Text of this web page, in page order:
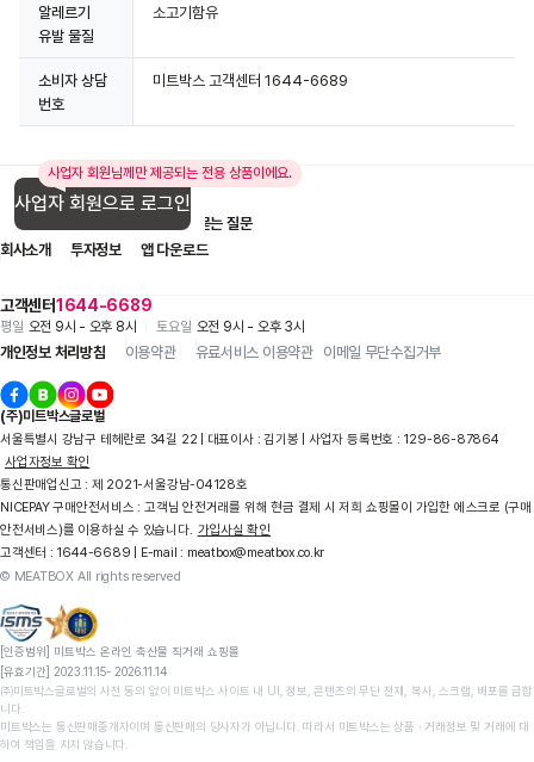
상세정보 더보기
알레르기
유발 물질
소고기함유
소비자 상담
번호
미트박스 고객센터 1644-6689
사업자 회원님께만 제공되는 전용 상품이에요.
사업자 회원으로 로그인
고객센터1644-6689
평일 오전 9시 - 오후 8시 토요일 오전 9시 - 오후 3시
입점 제휴 문의
자주 묻는 질문
회사소개
투자정보 앱 다운로드
개인정보 처리방침 이용약관 유료서비스 이용약관 이메일 무단수집거부
(주)미트박스글로벌
서울특별시 강남구 테헤란로 34길 22 | 대표이사 : 김기봉 | 사업자 등록번호 : 129-86-87864
사업자정보 확인
통신판매업신고 : 제 2021-서울강남-04128호
NICEPAY 구매안전서비스 : 고객님 안전거래를 위해 현금 결제 시 저희 쇼핑몰이 가입한 에스크로 (구매
안전서비스)를 이용하실 수 있습니다. 가입사실 확인
고객센터 : 1644-6689 | E-mail : meatbox@meatbox.co.kr
© MEATBOX All rights reserved
[인증범위] 미트박스 온라인 축산물 직거래 쇼핑몰
[유효기간] 2023.11.15- 2026.11.14
㈜미트박스글로벌의 사전 동의 없이 미트박스 사이트 내 UI, 정보, 콘텐츠의 무단 전재, 복사, 스크랩, 배포를 금합
니다.
미트박스는 통신판매중개자이며 통신판매의 당사자가 아닙니다. 따라서 미트박스는 상품 ∙ 거래정보 및 거래에 대
하여 책임을 지지 않습니다.